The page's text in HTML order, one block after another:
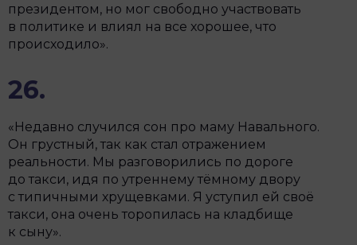
президентом, но мог свободно участвовать
в политике и влиял на все хорошее, что
происходило».
26.
«Недавно случился сон про маму Навального.
Он грустный, так как стал отражением
реальности. Мы разговорились по дороге
до такси, идя по утреннему тёмному двору
с типичными хрущевками. Я уступил ей своё
такси, она очень торопилась на кладбище
к сыну».